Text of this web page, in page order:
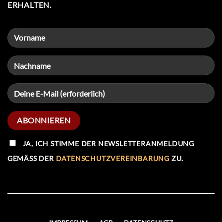
ERHALTEN.
JA, ICH STIMME DER NEWSLETTERANMELDUNG
GEMÄSS DER DATENSCHUTZVEREINBARUNG ZU.